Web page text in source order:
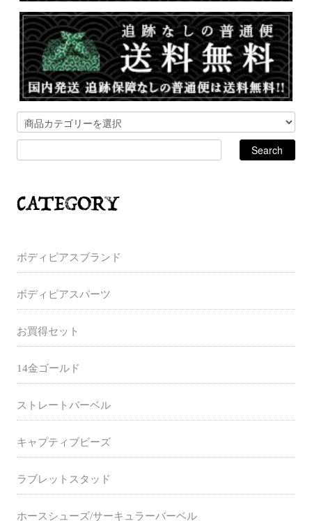
ボディピアスブランド
ボディピアスパーツ
お買得セット
14金ゴールド
ストレートバーベル
キャプティブビーズ
ラブレットスタッド
ホースシューズ/サーキュラーバーベル